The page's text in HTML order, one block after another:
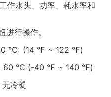
头、功率、耗水率和
进行操作。
℃ (14 ℉ ~ 122 ℉)
℃ (-40 ℉ ~ 140 ℉)
冷凝